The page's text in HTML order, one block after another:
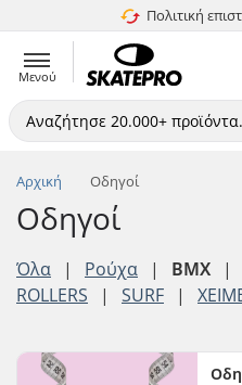
Πολιτική
Μενού
Αρχική Οδηγοί
Οδηγοί
Όλα | Ρούχα | BMX |
ROLLERS
| SURF |